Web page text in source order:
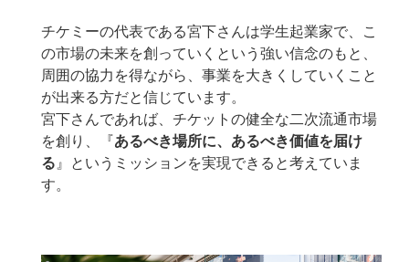
チケミーの代表である宮下さんは学生起業家で、こ
の市場の未来を創っていくという強い信念のもと、
周囲の協力を得ながら、事業を大きくしていくこと
が出来る方だと信じています。
宮下さんであれば、チケットの健全な二次流通市場
を創り、『あるべき場所に、あるべき価値を届け
る』というミッションを実現できると考えていま
す。